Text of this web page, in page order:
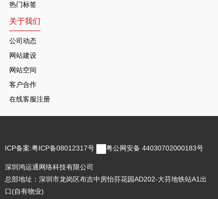
热门标签
关于我们
公司动态
网站建设
网站空间
客户合作
在线客服注册
ICP备案:粤ICP备08012317号 粤公网安备 44030702000183号
深圳鸿运通网络科技有限公司
总部地址：深圳市龙岗区布吉中房怡芬花园AD202-大芬地铁站A1出
口(自有物业)